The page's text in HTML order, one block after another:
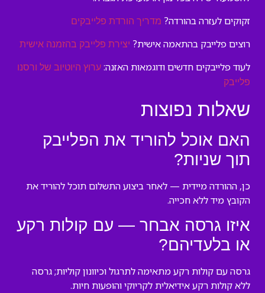
זקוקים לעזרה בהורדה? מדריך הורדת פלייבקים
רוצים פלייבק בהתאמה אישית? יצירת פלייבק בהזמנה אישית
לעוד פלייבקים חדשים ודוגמאות האזנה: ערוץ היוטיוב של ורסנו
פלייבק
שאלות נפוצות
האם אוכל להוריד את הפלייבק
תוך שניות?
כן, ההורדה מיידית — לאחר ביצוע התשלום תוכל להוריד את
הקובץ מיד ללא חכייה.
איזו גרסה אבחר — עם קולות רקע
או בלעדיהם?
גרסה עם קולות רקע מתאימה לתרגול וכיוונון קוליות; גרסה
ללא קולות רקע אידיאלית לקריוקי והופעות חיות.